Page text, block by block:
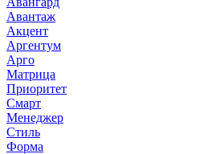
Авантаж
Акцент
Аргентум
Арго
Матрица
Приоритет
Смарт
Менеджер
Стиль
Форма